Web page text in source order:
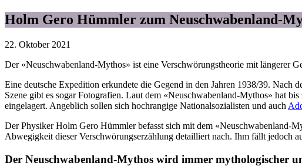
Holm Gero Hümmler zum Neuschwabenland-
22. Oktober 2021
Der «Neuschwabenland-Mythos» ist eine Verschwörungstheorie mit längerer
Eine deutsche Expedition erkundete die Gegend in den Jahren 1938/39.
Szene gibt es sogar Fotografien. Laut dem «Neuschwabenland-Mythos» hat
eingelagert. Angeblich sollen sich hochrangige Nationalsozialisten und auch
Der Physiker Holm Gero Hümmler befasst sich mit dem «Neuschwabenland-
Abwegigkeit dieser Verschwörungserzählung detailliert nach. Ihm fällt jedoch
Der Neuschwabenland-Mythos wird immer mythologischer